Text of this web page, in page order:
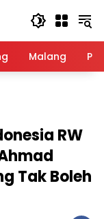
Malang
RW
Tak Boleh